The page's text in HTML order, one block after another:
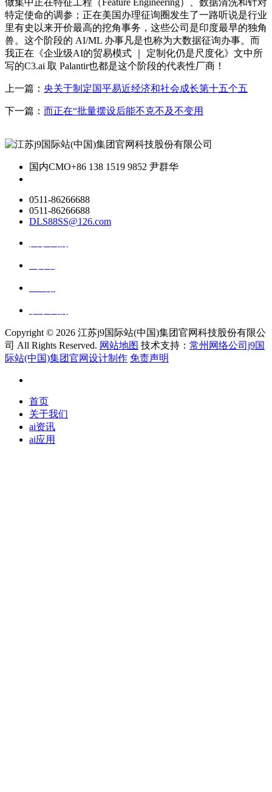
做集中正在特征工程（Feature Engineering）、数据清洗和针对
特定使命的调参；正在美国办理征询圈发生了一路听说是行业
里有史以来开价最高的挖角事务，这些公司是印度最早的独角
兽。这个阶段的 AI/ML 办事凡是也称为大数据征询办事。而
我正在《企业级AI的贸易模式 ｜ 定制化仍是尺度化》文中所
写的C3.ai 取 Palantir也都是这个阶段的代表性厂商！
上一篇： 央关于制定国平易近经济和社会成长第十五个五
下一篇： 而正在“批量摆设后能不克不及不变用
国内CMO+86 138 1519 9852 尹群华
0511-86266688
0511-86266688
DLS88SS@126.com
Copyright © 2026 江苏j9国际站(中国)集团官网科技股份有限公
司 All Rights Reserved. 网站地图 技术支持： 常州网络公司j9国
际站(中国)集团官网设计制作 免责声明
首页
关于我们
ai资讯
ai应用